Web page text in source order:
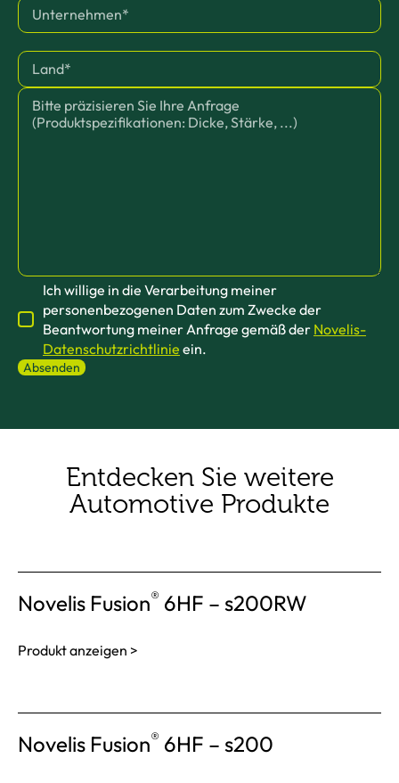
Ich willige in die Verarbeitung meiner
personenbezogenen Daten zum Zwecke der
Beantwortung meiner Anfrage gemäß der Novelis-
Datenschutzrichtlinie ein.
Entdecken Sie weitere
Automotive Produkte
Novelis Fusion® 6HF – s200RW
Produkt anzeigen >
Novelis Fusion® 6HF – s200